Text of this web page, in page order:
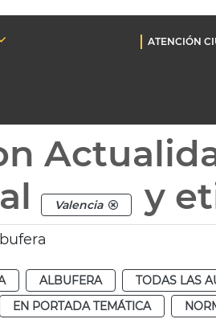
ATENCIÓN
Valencia y
ALBUFERA TODAS LAS
EN PORTADA TEMÁTICA